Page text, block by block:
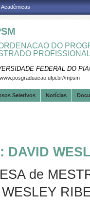
DO
FEDERAL DO
mpsm
Seletivos Notícias
DAVID
de